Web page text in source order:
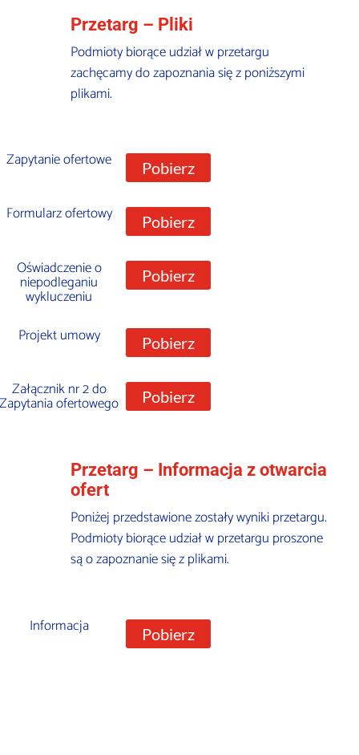
Przetarg – Pliki
Podmioty biorące udział w przetargu
zachęcamy do zapoznania się z poniższymi
plikami.
Zapytanie ofertowe Pobierz
Formularz ofertowy Pobierz
Oświadczenie o
niepodleganiu
wykluczeniu
Pobierz
Projekt umowy Pobierz
Załącznik nr 2 do
Zapytania ofertowego Pobierz
Przetarg – Informacja z otwarcia
ofert
Poniżej przedstawione zostały wyniki przetargu.
Podmioty biorące udział w przetargu proszone
są o zapoznanie się z plikami.
Informacja Pobierz